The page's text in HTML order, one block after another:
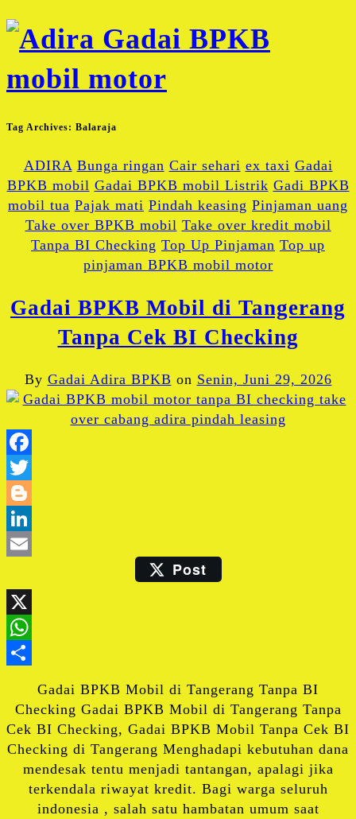
Tag Archives: Balaraja
ADIRA Bunga ringan Cair sehari ex taxi Gadai
BPKB mobil Gadai BPKB mobil Listrik Gadi BPKB
mobil tua Pajak mati Pindah keasing Pinjaman uang
Take over BPKB mobil Take over kredit mobil
Tanpa BI Checking Top Up Pinjaman Top up
pinjaman BPKB mobil motor
Gadai BPKB Mobil di Tangerang
Tanpa Cek BI Checking
By Gadai Adira BPKB on Senin, Juni 29, 2026
Email Post
Gadai BPKB Mobil di Tangerang Tanpa BI
Checking Gadai BPKB Mobil di Tangerang Tanpa
Cek BI Checking, Gadai BPKB Mobil Tanpa Cek BI
Checking di Tangerang Menghadapi kebutuhan dana
mendesak tentu menjadi tantangan, apalagi jika
terkendala riwayat kredit. Bagi warga seluruh
indonesia , salah satu hambatan umum saat